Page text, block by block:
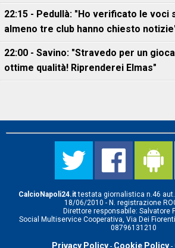
22:15 - Pedullà: "Ho verificato le voci
almeno tre club hanno chiesto
22:00 - Savino: "Stravedo per un
ottime qualità! Riprenderei Elmas"
CalcioNapoli24.ittestata giornalistica n.46 aut.
18/06/2010 - N. registrazione
Direttore responsabile: Salvatore
Social Multiservice Cooperativa, Via Dei
08796131210
Privacy Policy - Cookie Policy -